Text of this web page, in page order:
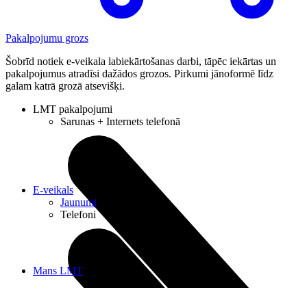
Pakalpojumu grozs
Šobrīd notiek e-veikala labiekārtošanas darbi, tāpēc iekārtas un
pakalpojumus atradīsi dažādos grozos. Pirkumi jānoformē līdz
galam katrā grozā atsevišķi.
LMT pakalpojumi
Sarunas + Internets telefonā
E-veikals
Jaunumi
Telefoni
Mans LMT